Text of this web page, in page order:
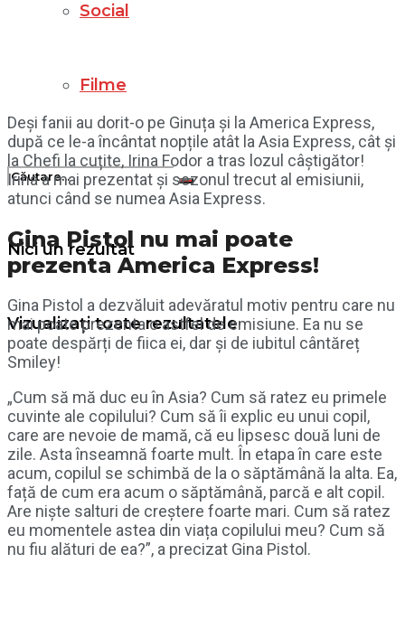
Social
Filme
Nici un rezultat
Vizualizați toate rezultatele
Deși fanii au dorit-o pe Ginuța și la America Express,
după ce le-a încântat nopțile atât la Asia Express, cât și
la Chefi la cuțite, Irina Fodor a tras lozul câștigător!
Irina a mai prezentat și sezonul trecut al emisiunii,
atunci când se numea Asia Express.
Gina Pistol nu mai poate
prezenta America Express!
Gina Pistol a dezvăluit adevăratul motiv pentru care nu
mai poate prezenta o astfel de emisiune. Ea nu se
poate despărți de fiica ei, dar și de iubitul cântăreț
Smiley!
„Cum să mă duc eu în Asia? Cum să ratez eu primele
cuvinte ale copilului? Cum să îi explic eu unui copil,
care are nevoie de mamă, că eu lipsesc două luni de
zile. Asta înseamnă foarte mult. În etapa în care este
acum, copilul se schimbă de la o săptămână la alta. Ea,
față de cum era acum o săptămână, parcă e alt copil.
Are niște salturi de creștere foarte mari. Cum să ratez
eu momentele astea din viața copilului meu? Cum să
nu fiu alături de ea?”, a precizat Gina Pistol.